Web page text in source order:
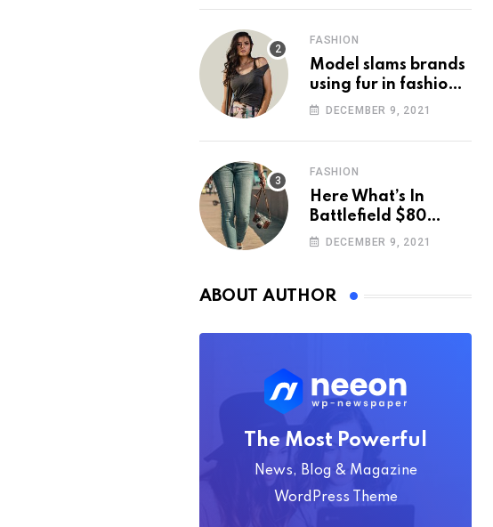
FASHION
Model slams brands
using fur in fashion
after walking off
DECEMBER 9, 2021
FASHION
Here What’s In
Battlefield $80
Deluxe Edition
DECEMBER 9, 2021
ABOUT AUTHOR
The Most Powerful
News, Blog & Magazine
WordPress Theme